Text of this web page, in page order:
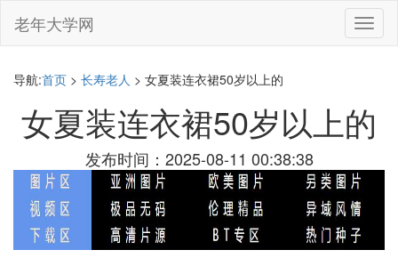
切
换
老年大学网
导航:首页 > 长寿老人 > 女夏装连衣裙50岁以上的
女夏装连衣裙50岁以上的
发布时间：2025-08-11 00:38:38